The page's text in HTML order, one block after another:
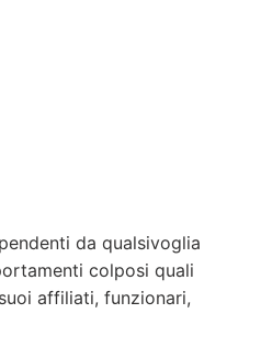
da qualsivoglia
colposi quali
affiliati, funzionari,